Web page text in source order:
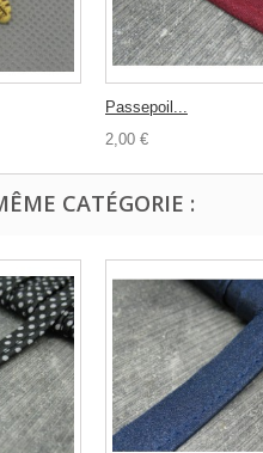
Passepoil...
2,00 €
CATÉGORIE :